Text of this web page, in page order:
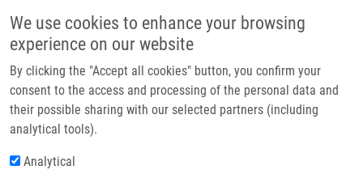
We use cookies to enhance your browsing
experience on our website
By clicking the "Accept all cookies" button, you confirm your
consent to the access and processing of the personal data and
their possible sharing with our selected partners (including
analytical tools).
Analytical
Header image